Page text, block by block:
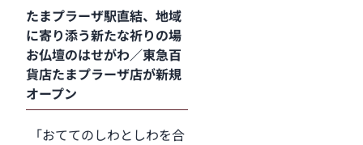
たまプラーザ駅直結、地域
に寄り添う新たな祈りの場
お仏壇のはせがわ／東急百
貨店たまプラーザ店が新規
オープン
「おててのしわとしわを合